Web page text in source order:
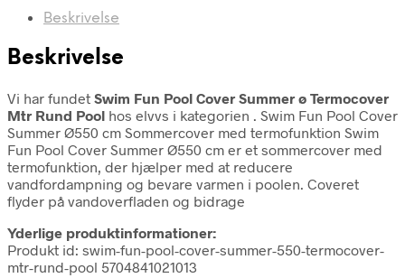
Beskrivelse
Beskrivelse
Vi har fundet Swim Fun Pool Cover Summer ø Termocover
Mtr Rund Pool hos elvvs i kategorien . Swim Fun Pool Cover
Summer Ø550 cm Sommercover med termofunktion Swim
Fun Pool Cover Summer Ø550 cm er et sommercover med
termofunktion, der hjælper med at reducere
vandfordampning og bevare varmen i poolen. Coveret
flyder på vandoverfladen og bidrage
Yderlige produktinformationer:
Produkt id: swim-fun-pool-cover-summer-550-termocover-
mtr-rund-pool 5704841021013